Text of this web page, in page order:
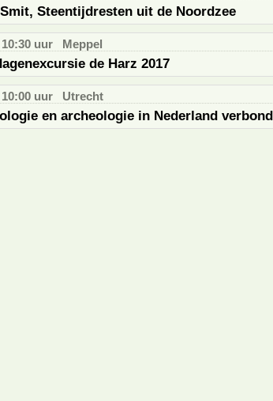
Steentijdresten uit de Noordzee
10:30 uur Meppel
de Harz 2017
10:00 uur Utrecht
en archeologie in Nederland